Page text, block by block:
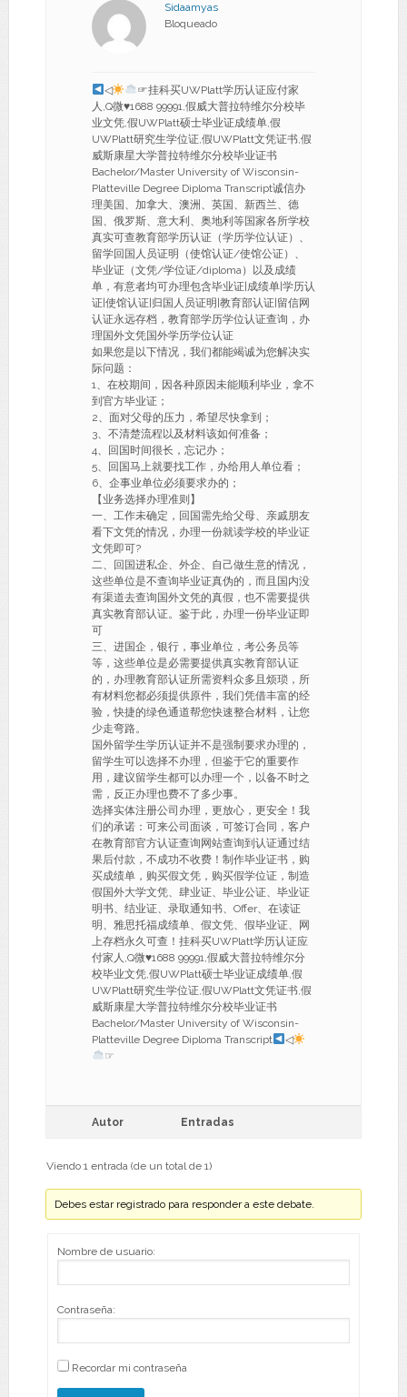
Sidaamyas
Bloqueado
◁
☞挂科买UWPlatt学历认证应付家
人,Q微♥1688 99991,假威大普拉特维尔分校毕
业文凭,假UWPlatt硕士毕业证成绩单,假
UWPlatt研究生学位证,假UWPlatt文凭证书,假
威斯康星大学普拉特维尔分校毕业证书
Bachelor/Master University of Wisconsin-
Platteville Degree Diploma Transcript诚信办
理美国、加拿大、澳洲、英国、新西兰、德
国、俄罗斯、意大利、奥地利等国家各所学校
真实可查教育部学历认证（学历学位认证）、
留学回国人员证明（使馆认证/使馆公证）、
毕业证（文凭/学位证/diploma）以及成绩
单，有意者均可办理包含毕业证|成绩单|学历认
证|使馆认证|归国人员证明|教育部认证|留信网
认证永远存档，教育部学历学位认证查询，办
理国外文凭国外学历学位认证
如果您是以下情况，我们都能竭诚为您解决实
际问题：
1、在校期间，因各种原因未能顺利毕业，拿不
到官方毕业证；
2、面对父母的压力，希望尽快拿到；
3、不清楚流程以及材料该如何准备；
4、回国时间很长，忘记办；
5、回国马上就要找工作，办给用人单位看；
6、企事业单位必须要求办的；
【业务选择办理准则】
一、工作未确定，回国需先给父母、亲戚朋友
看下文凭的情况，办理一份就读学校的毕业证
文凭即可?
二、回国进私企、外企、自己做生意的情况，
这些单位是不查询毕业证真伪的，而且国内没
有渠道去查询国外文凭的真假，也不需要提供
真实教育部认证。鉴于此，办理一份毕业证即
可
三、进国企，银行，事业单位，考公务员等
等，这些单位是必需要提供真实教育部认证
的，办理教育部认证所需资料众多且烦琐，所
有材料您都必须提供原件，我们凭借丰富的经
验，快捷的绿色通道帮您快速整合材料，让您
少走弯路。
国外留学生学历认证并不是强制要求办理的，
留学生可以选择不办理，但鉴于它的重要作
用，建议留学生都可以办理一个，以备不时之
需，反正办理也费不了多少事。
选择实体注册公司办理，更放心，更安全！我
们的承诺：可来公司面谈，可签订合同，客户
在教育部官方认证查询网站查询到认证通过结
果后付款，不成功不收费！制作毕业证书，购
买成绩单，购买假文凭，购买假学位证，制造
假国外大学文凭、肆业证、毕业公证、毕业证
明书、结业证、录取通知书、Offer、在读证
明、雅思托福成绩单、假文凭、假毕业证、网
上存档永久可查！挂科买UWPlatt学历认证应
付家人,Q微♥1688 99991,假威大普拉特维尔分
校毕业文凭,假UWPlatt硕士毕业证成绩单,假
UWPlatt研究生学位证,假UWPlatt文凭证书,假
威斯康星大学普拉特维尔分校毕业证书
Bachelor/Master University of Wisconsin-
Platteville Degree Diploma Transcript
◁
☞
Autor Entradas
Viendo 1 entrada (de un total de 1)
Debes estar registrado para responder a este debate.
Nombre de usuario:
Contraseña:
Recordar mi contraseña